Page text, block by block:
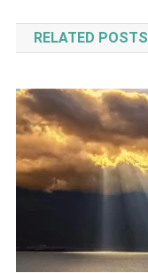
de
Post
RELATED POSTS